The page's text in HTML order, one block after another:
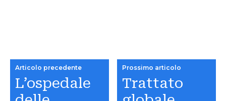
Articolo precedente
L’ospedale
Prossimo articolo
Trattato